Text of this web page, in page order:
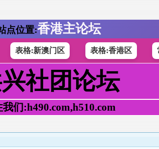
点位置:香港主论坛
表格:新澳门区 表格:香港区
社团论坛
们:h490.com,h510.com